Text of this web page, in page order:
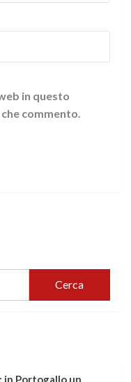
in questo
commento.
Cerca
in Portogallo un